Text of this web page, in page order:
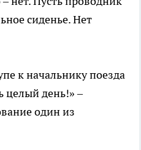
сиденье. Нет
к начальнику поезда
целый день!» –
один из